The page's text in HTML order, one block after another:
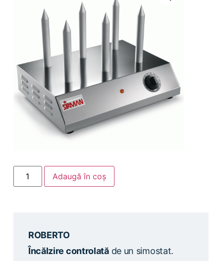
Adaugă în coș
ROBERTO
Încălzire controlatăde un simostat.